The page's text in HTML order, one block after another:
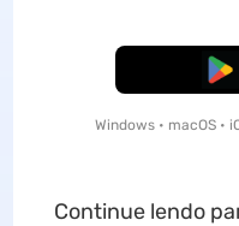
Windows • macOS •
Continue lendo